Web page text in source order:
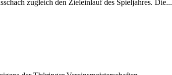
zugleich den Zieleinlauf des Spieljahres. Die...